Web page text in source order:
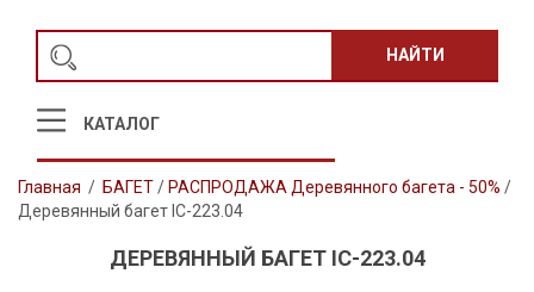
НАЙТИ
КАТАЛОГ
Главная / БАГЕТ/ РАСПРОДАЖА Деревянного багета - 50% /
Деревянный багет IC-223.04
ДЕРЕВЯННЫЙ БАГЕТ IC-223.04